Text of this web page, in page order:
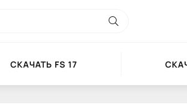
СКАЧАТЬ FS 17